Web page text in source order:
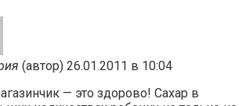
(автор) 26.01.2011 в 10:04
— это здорово! Сахар в